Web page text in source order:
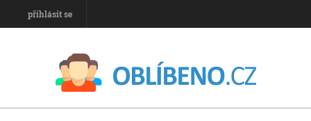
přihlásit se